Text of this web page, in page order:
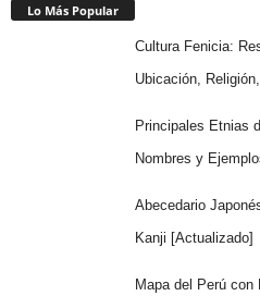
Lo Más Popular
Cultura Fenicia:
Ubicación,
Principales Etnias
Nombres y
Abecedario
Kanji [Actualizado]
Mapa del Perú